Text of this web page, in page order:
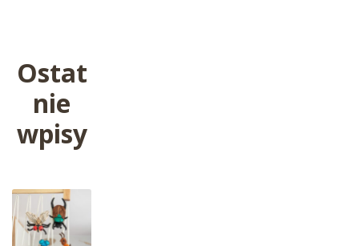
Ostat
nie
wpisy